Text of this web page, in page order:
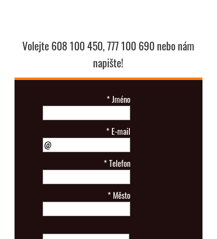
Volejte 608 100 450, 777 100 690 nebo nám
napište!
*Jméno
* E-mail
*Telefon
* Město